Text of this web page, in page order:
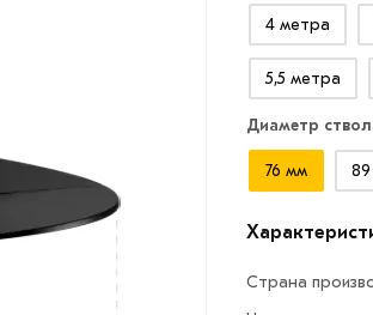
4 метра
5,5 метра
Диаметр
76 мм
Страна